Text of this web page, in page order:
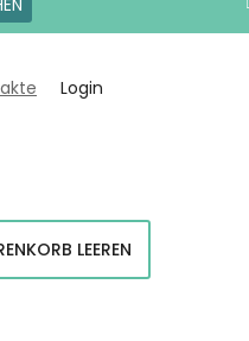
Login
WARENKORB
LEEREN